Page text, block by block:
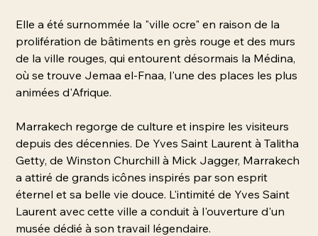
Elle a été surnommée la "ville ocre" en raison de la
prolifération de bâtiments en grès rouge et des murs
de la ville rouges, qui entourent désormais la Médina,
où se trouve Jemaa el-Fnaa, l'une des places les plus
animées d'Afrique.
Marrakech regorge de culture et inspire les visiteurs
depuis des décennies. De Yves Saint Laurent à Talitha
Getty, de Winston Churchill à Mick Jagger, Marrakech
a attiré de grands icônes inspirés par son esprit
éternel et sa belle vie douce. L'intimité de Yves Saint
Laurent avec cette ville a conduit à l'ouverture d'un
musée dédié à son travail légendaire.